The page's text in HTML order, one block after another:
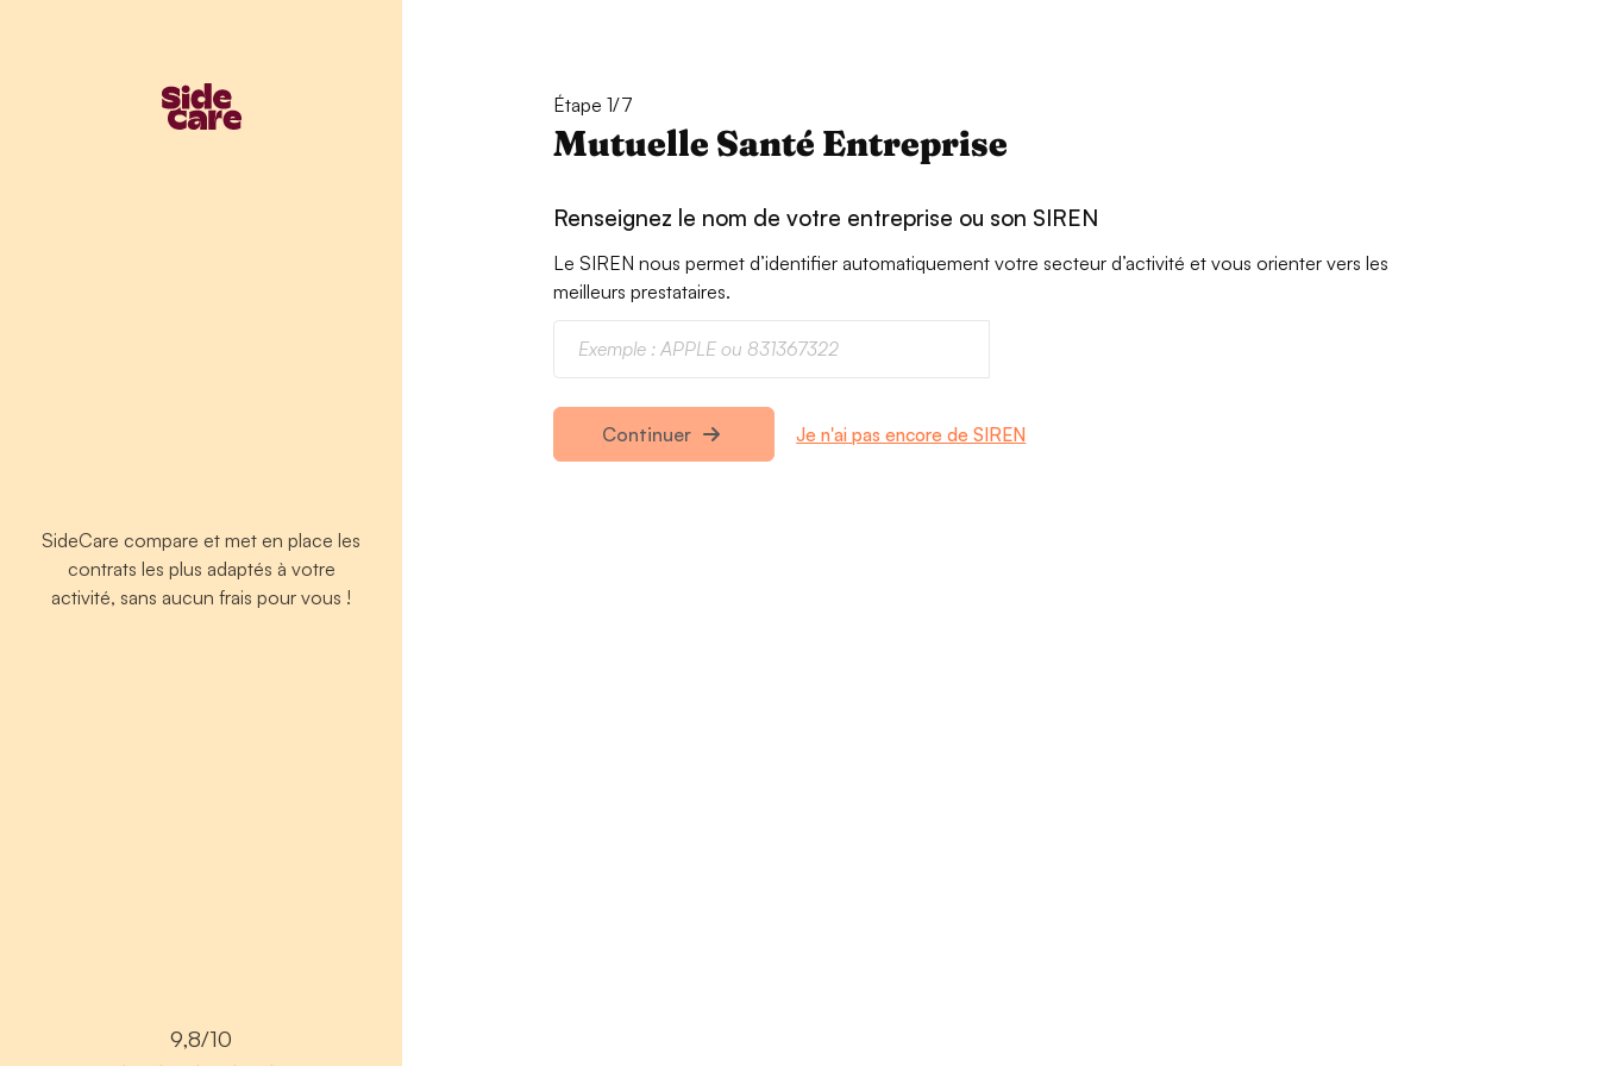
SideCare compare et met en place les
contrats les plus adaptés à votre
activité, sans aucun frais pour vous !
9,8/10
Étape 1/7
Mutuelle Santé Entreprise
Renseignez le nom de votre entreprise ou son SIREN
Le SIREN nous permet d’identifier automatiquement votre secteur d’activité et vous orienter vers les
meilleurs prestataires.
Continuer Je n'ai pas encore de SIREN